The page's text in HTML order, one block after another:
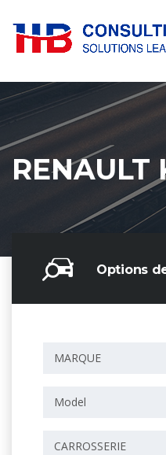
RENAULT
Options
MARQUE
Model
CARROSSERIE